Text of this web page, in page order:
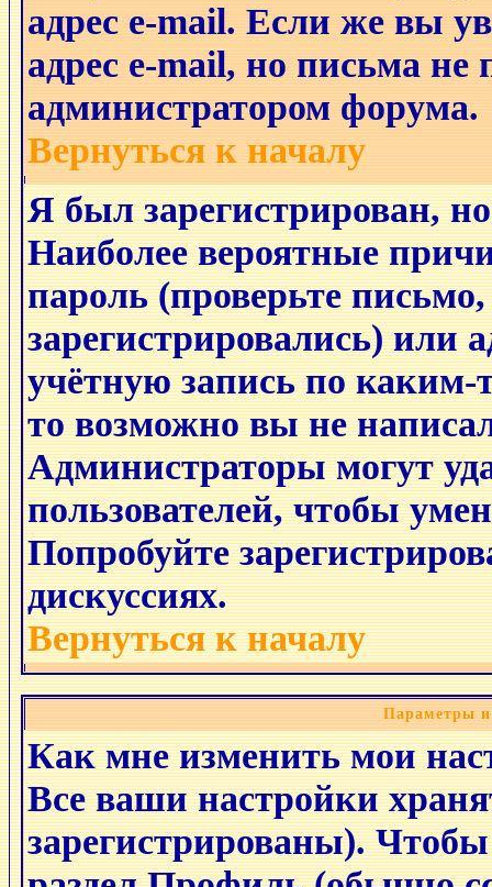
адрес e-mail. Если же вы
адрес e-mail, но письма не
администратором форума.
Вернуться к началу
Я был зарегистрирован,
Наиболее вероятные
пароль (проверьте
зарегистрировались) или
учётную запись по
то возможно вы не
Администраторы могут
пользователей, чтобы
Попробуйте
дискуссиях.
Вернуться к началу
Параметры и
Как мне изменить мои
Все ваши настройки
зарегистрированы).